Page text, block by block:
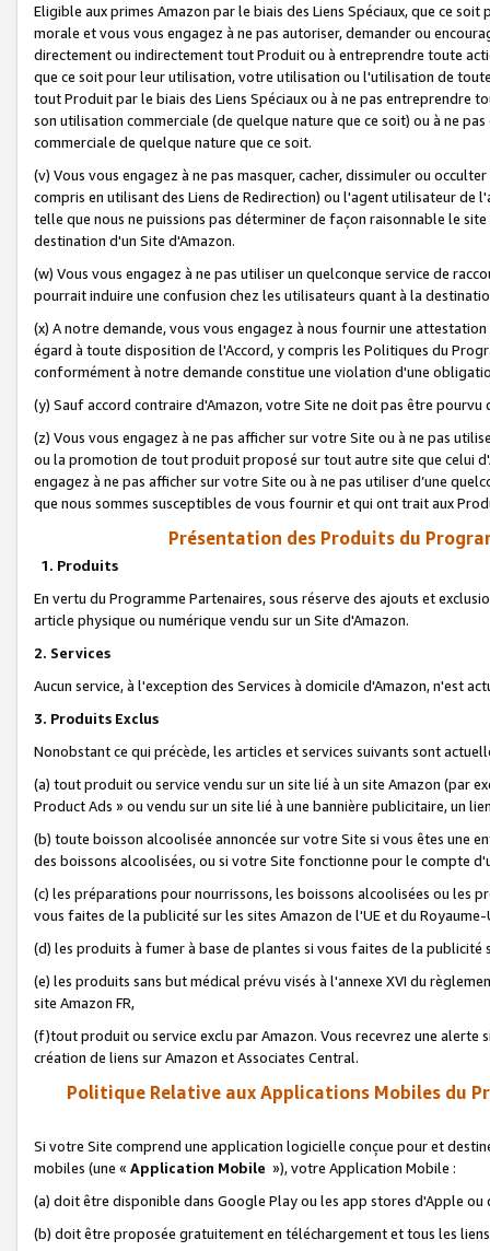
Eligible aux primes Amazon par le biais des Liens Spéciaux, que ce
morale et vous vous engagez à ne pas autoriser, demander ou
directement ou indirectement tout Produit ou à entreprendre toute
que ce soit pour leur utilisation, votre utilisation ou l'utilisation de
tout Produit par le biais des Liens Spéciaux ou à ne pas entreprendre
son utilisation commerciale (de quelque nature que ce soit) ou à ne
commerciale de quelque nature que ce soit.
(v) Vous vous engagez à ne pas masquer, cacher, dissimuler ou
compris en utilisant des Liens de Redirection) ou l'agent utilisateur
telle que nous ne puissions pas déterminer de façon raisonnable le
destination d'un Site d'Amazon.
(w) Vous vous engagez à ne pas utiliser un quelconque service de
pourrait induire une confusion chez les utilisateurs quant à la
(x) A notre demande, vous vous engagez à nous fournir une
égard à toute disposition de l'Accord, y compris les Politiques du
conformément à notre demande constitue une violation d'une
(y) Sauf accord contraire d'Amazon, votre Site ne doit pas être
(z) Vous vous engagez à ne pas afficher sur votre Site ou à ne pas
ou la promotion de tout produit proposé sur tout autre site que celui
engagez à ne pas afficher sur votre Site ou à ne pas utiliser d’une
que nous sommes susceptibles de vous fournir et qui ont trait aux
Présentation des Produits du
1. Produits
En vertu du Programme Partenaires, sous réserve des ajouts et
article physique ou numérique vendu sur un Site d'Amazon.
2. Services
Aucun service, à l'exception des Services à domicile d'Amazon, n'est
3. Produits Exclus
Nonobstant ce qui précède, les articles et services suivants sont
(a) tout produit ou service vendu sur un site lié à un site Amazon (par
Product Ads » ou vendu sur un site lié à une bannière publicitaire, un
(b) toute boisson alcoolisée annoncée sur votre Site si vous êtes une
des boissons alcoolisées, ou si votre Site fonctionne pour le compte
(c) les préparations pour nourrissons, les boissons alcoolisées ou les
vous faites de la publicité sur les sites Amazon de l'UE et du Royaume-
(d) les produits à fumer à base de plantes si vous faites de la publicité
(e) les produits sans but médical prévu visés à l'annexe XVI du
site Amazon FR,
(f)tout produit ou service exclu par Amazon. Vous recevrez une alerte
création de liens sur Amazon et Associates Central.
Politique Relative aux Applications Mobiles du
Si votre Site comprend une application logicielle conçue pour et
mobiles (une « Application Mobile »), votre Application Mobile :
(a) doit être disponible dans Google Play ou les app stores d'Apple ou
(b) doit être proposée gratuitement en téléchargement et tous les